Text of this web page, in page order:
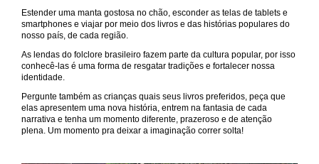
Estender uma manta gostosa no chão, esconder as telas de tablets e
smartphones e viajar por meio dos livros e das histórias populares do
nosso país, de cada região.
As lendas do folclore brasileiro fazem parte da cultura popular, por isso
conhecê-las é uma forma de resgatar tradições e fortalecer nossa
identidade.
Pergunte também as crianças quais seus livros preferidos, peça que
elas apresentem uma nova história, entrem na fantasia de cada
narrativa e tenha um momento diferente, prazeroso e de atenção
plena. Um momento pra deixar a imaginação correr solta!